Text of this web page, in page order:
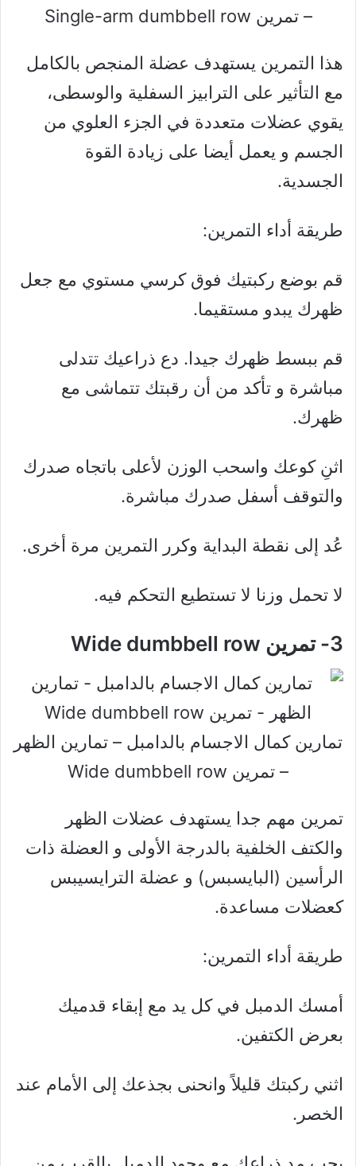
– تمرين Single-arm dumbbell row
هذا التمرين يستهدف عضلة المنجص بالكامل
مع التأثير على الترابيز السفلية والوسطى،
يقوي عضلات متعددة في الجزء العلوي من
الجسم و يعمل أيضا على زيادة القوة
الجسدية.
طريقة أداء التمرين:
قم بوضع ركبتيك فوق كرسي مستوي مع جعل
ظهرك يبدو مستقيما.
قم ببسط ظهرك جيدا. دع ذراعيك تتدلى
مباشرة و تأكد من أن رقبتك تتماشى مع
ظهرك.
اثنِ كوعك واسحب الوزن لأعلى باتجاه صدرك
والتوقف أسفل صدرك مباشرة.
عُد إلى نقطة البداية وكرر التمرين مرة أخرى.
لا تحمل وزنا لا تستطيع التحكم فيه.
3- تمرين Wide dumbbell row
تمارين كمال الاجسام بالدامبل – تمارين الظهر
– تمرين Wide dumbbell row
تمرين مهم جدا يستهدف عضلات الظهر
والكتف الخلفية بالدرجة الأولى و العضلة ذات
الرأسين (البايسبس) و عضلة الترايسيبس
كعضلات مساعدة.
طريقة أداء التمرين:
أمسك الدمبل في كل يد مع إبقاء قدميك
بعرض الكتفين.
اثني ركبتك قليلاً وانحنى بجذعك إلى الأمام عند
الخصر.